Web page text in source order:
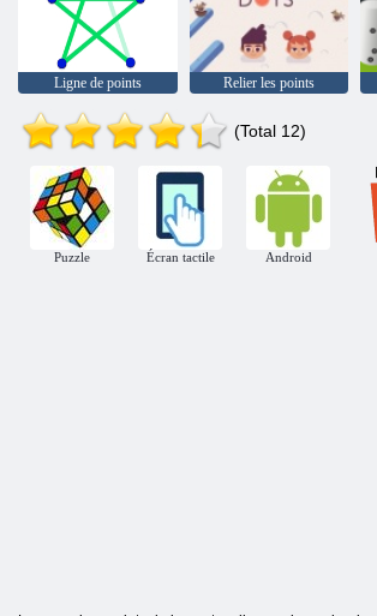
Ligne de points Relier les points
(Total 12)
Puzzle Écran tactile Android